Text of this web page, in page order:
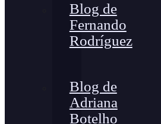
Blog de
Fernando
Rodríguez
Blog de
Adriana
Botelho